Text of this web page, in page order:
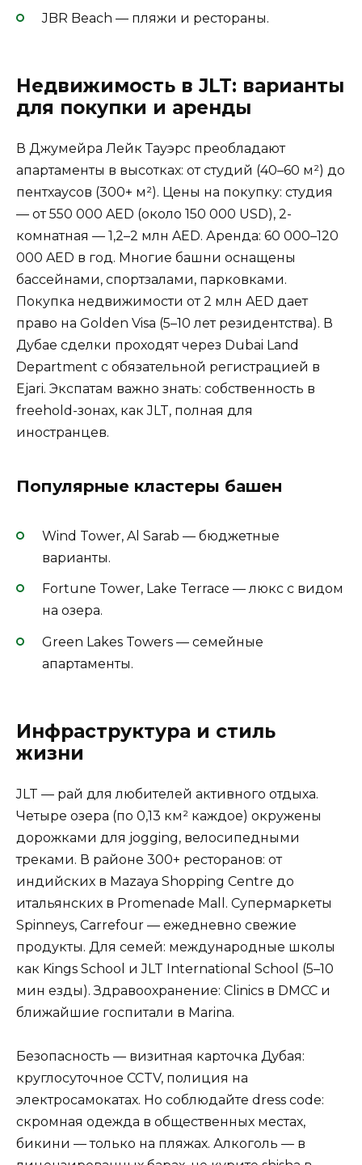
JBR Beach — пляжи и рестораны.
Недвижимость в JLT: варианты
для покупки и аренды
В Джумейра Лейк Тауэрс преобладают
апартаменты в высотках: от студий (40–60 м²) до
пентхаусов (300+ м²). Цены на покупку: студия
— от 550 000 AED (около 150 000 USD), 2-
комнатная — 1,2–2 млн AED. Аренда: 60 000–120
000 AED в год. Многие башни оснащены
бассейнами, спортзалами, парковками.
Покупка недвижимости от 2 млн AED дает
право на Golden Visa (5–10 лет резидентства). В
Дубае сделки проходят через Dubai Land
Department с обязательной регистрацией в
Ejari. Экспатам важно знать: собственность в
freehold-зонах, как JLT, полная для
иностранцев.
Популярные кластеры башен
Wind Tower, Al Sarab — бюджетные
варианты.
Fortune Tower, Lake Terrace — люкс с видом
на озера.
Green Lakes Towers — семейные
апартаменты.
Инфраструктура и стиль
жизни
JLT — рай для любителей активного отдыха.
Четыре озера (по 0,13 км² каждое) окружены
дорожками для jogging, велосипедными
треками. В районе 300+ ресторанов: от
индийских в Mazaya Shopping Centre до
итальянских в Promenade Mall. Супермаркеты
Spinneys, Carrefour — ежедневно свежие
продукты. Для семей: международные школы
как Kings School и JLT International School (5–10
мин езды). Здравоохранение: Clinics в DMCC и
ближайшие госпитали в Marina.
Безопасность — визитная карточка Дубая:
круглосуточное CCTV, полиция на
электросамокатах. Но соблюдайте dress code:
скромная одежда в общественных местах,
бикини — только на пляжах. Алкоголь — в